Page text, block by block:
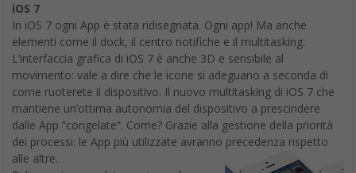
iOS 7
In iOS 7 ogni App è stata ridisegnata. Ogni app! Ma anche
elementi come il dock, il centro notifiche e il multitasking.
L’interfaccia grafica di iOS 7 è anche 3D e sensibile al
movimento: vale a dire che le icone si adeguano a seconda di
come ruoterete il dispositivo. Il nuovo multitasking di iOS 7 che
mantiene un’ottima autonomia del dispositivo a prescindere
dalle App “congelate”. Come? Grazie alla gestione della priorità
dei processi: le App più utilizzate avranno precedenza rispetto
alle altre.